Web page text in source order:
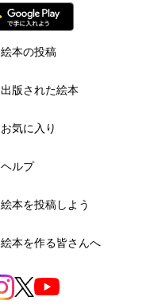
絵本の投稿
出版された絵本
お気に入り
ヘルプ
絵本を投稿しよう
絵本を作る皆さんへ